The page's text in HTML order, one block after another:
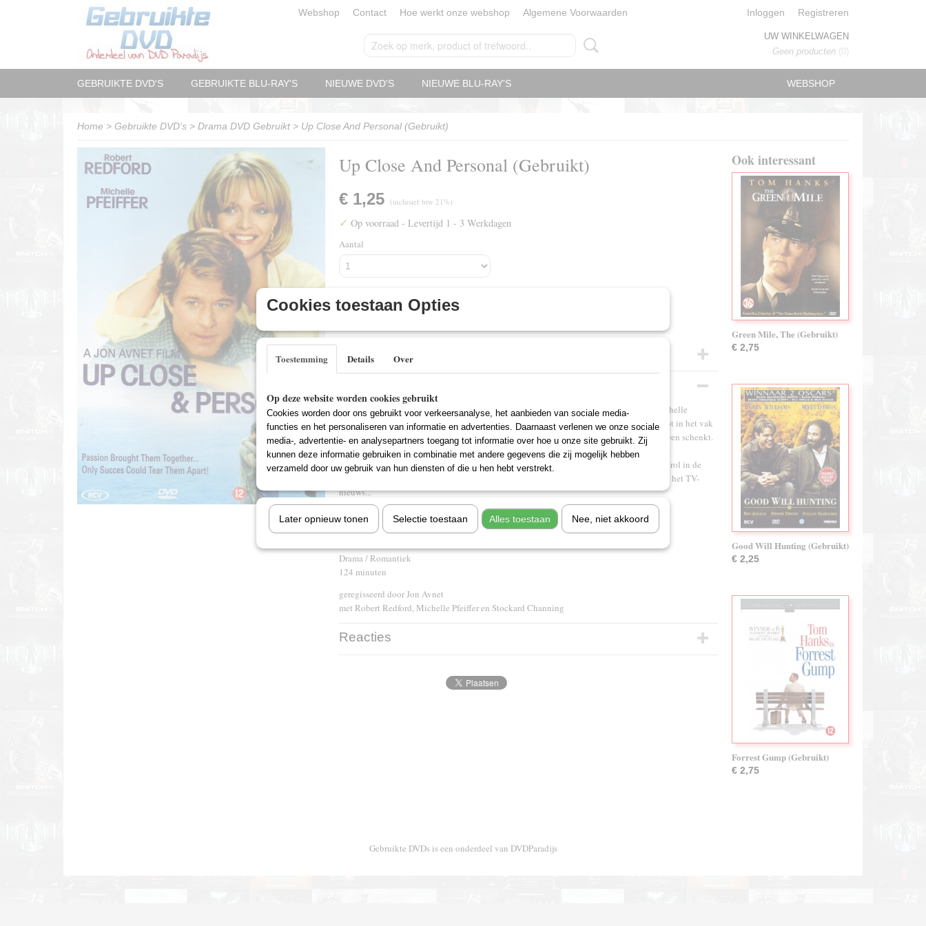
Webshop Contact Hoe werkt onze webshop Algemene Voorwaarden Inloggen Registreren
UW WINKELWAGEN
Geen producten (0)
WEBSHOP
GEBRUIKTE DVD'S GEBRUIKTE BLU-RAY'S NIEUWE DVD'S NIEUWE BLU-RAY'S
Home > Gebruikte DVD's > Drama DVD Gebruikt > Up Close And Personal (Gebruikt)
Up Close And Personal (Gebruikt)
€ 1,25 (inclusief btw 21%)
✓ Op voorraad - Levertijd 1 - 3 Werkdagen
Aantal
IN WINKELWAGEN
Specificaties
Vastbesloten het te gaan maken in de wereld van het TV-nieuws komt Tally Atwater (Michelle
Pfeiffer) terecht bij een TV-station in Miami. Daar komt zij onder de hoede van de oude rot in het vak
Warren Justice (Robert Redford) die haar, ondanks haar gebrek aan ervaring, zijn vertrouwen schenkt.
Onder zijn begeleiding rijst Tally's ster steeds hoger en tussen Tally en Warren bloeit een
gepassioneerde verhouding op. De brandende ambitie voor hun vak speelt een constante rol in de
uitvoering van hun werk en de wil hun relatie te verdiepen. De hoofdrol blijft echter voor het TV-
nieuws...
Titel: Up Close And Personal (1996)
Drama / Romantiek
124 minuten
geregisseerd door Jon Avnet
met Robert Redford, Michelle Pfeiffer en Stockard Channing
Reacties
Ook interessant
Green Mile, The (Gebruikt)
€ 2,75
Good Will Hunting (Gebruikt)
€ 2,25
Forrest Gump (Gebruikt)
€ 2,75
Gebruikte DVDs is een onderdeel van DVDParadijs
Cookies toestaan Opties
Toestemming Details Over
Op deze website worden cookies gebruikt
Cookies worden door ons gebruikt voor verkeersanalyse, het aanbieden van sociale media-
functies en het personaliseren van informatie en advertenties. Daarnaast verlenen we onze sociale
media-, advertentie- en analysepartners toegang tot informatie over hoe u onze site gebruikt. Zij
kunnen deze informatie gebruiken in combinatie met andere gegevens die zij mogelijk hebben
verzameld door uw gebruik van hun diensten of die u hen hebt verstrekt.
Later opnieuw tonen Selectie toestaan Alles toestaan Nee, niet akkoord